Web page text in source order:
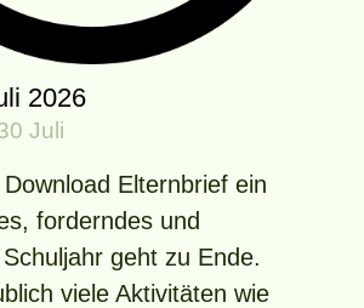
2026
Juli
Elternbrief ein
forderndes und
geht zu Ende.
viele Aktivitäten wie